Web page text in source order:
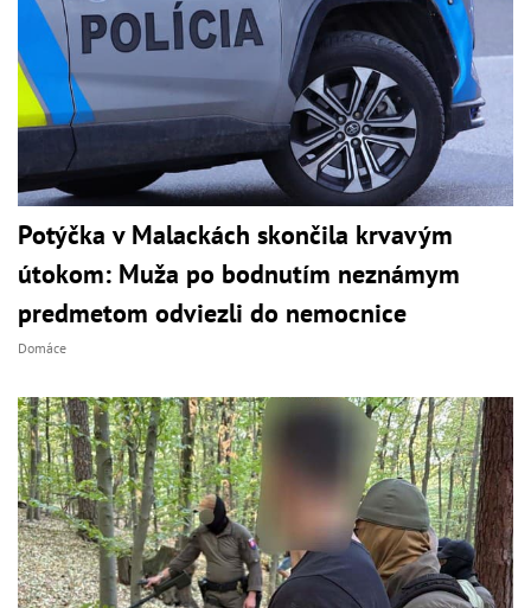
Potýčka v Malackách skončila krvavým
útokom: Muža po bodnutím neznámym
predmetom odviezli do nemocnice
Domáce